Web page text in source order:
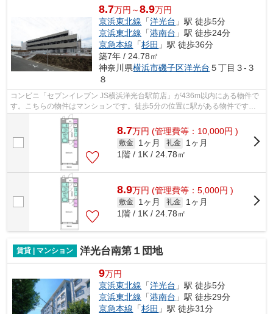
8.7万円～8.9万円
京浜東北線 「洋光台 」駅 徒歩5分
京浜東北線 「港南台 」駅 徒歩24分
京急本線 「杉田 」駅 徒歩36分
築7年 / 24.78㎡
神奈川県横浜市磯子区洋光台 ５丁目３-３
８
コンビニ「セブンイレブン JS横浜洋光台駅前店」が436m以内にある物件で
す。こちらの物件はマンションです。徒歩5分の位置に駅がある物件です。
2019年築で、多くの方がご満足の物件は...
8.7万円 (管理費等：10,000円 )
敷金 1ヶ月 礼金
1ヶ月
1階 / 1K / 24.78㎡
8.9万円 (管理費等：5,000円 )
敷金 1ヶ月 礼金
1ヶ月
1階 / 1K / 24.78㎡
賃貸 | マンション 洋光台南第１団地
9万円
京浜東北線 「洋光台 」駅 徒歩5分
京浜東北線 「港南台 」駅 徒歩29分
京急本線 「杉田 」駅 徒歩31分